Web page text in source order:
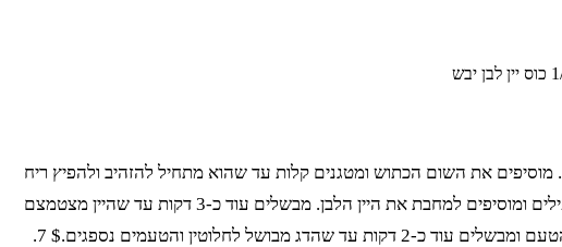
1. מתחילים בחימום מחבת גדולה על אש בינונית ומוסיפים את שמן הזית והחמאה. מחכים שהחמאה תימס ותתחיל לבעבע קלות.$ 2. מוסיפים את השום הכתוש ומטגנים קלות עד שהוא מתחיל להזהיב ולהפיץ ריח
נפלא.$ 3. מניחים את פילי הבורי במחבת עם העור כלפי מטה. מטגנים כ-4 דקות עד שהעור הופך לקריספי וזהוב.$ 4. הופכים את הפילים ומוסיפים למחבת את היין הלבן. מבשלים עוד כ-3 דקות עד שהיין מצטמצם
מעט.$ 5. מוסיפים את השמיר הקצוץ ומיץ הלימון למחבת. מערבבים בעדינות כדי שהטעמים יתמזגו.$ 6. מתבלים במלח ופלפל לפי הטעם ומבשלים עוד כ-2 דקות עד שהדג מבושל לחלוטין והטעמים נספגים.$ 7.